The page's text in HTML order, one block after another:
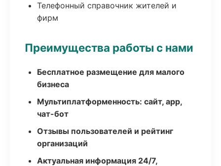
Телефонный справочник жителей и
фирм
Преимущества работы с нами
Бесплатное размещение для малого
бизнеса
Мультиплатформенность: сайт, app,
чат-бот
Отзывы пользователей и рейтинг
организаций
Актуальная информация 24/7,